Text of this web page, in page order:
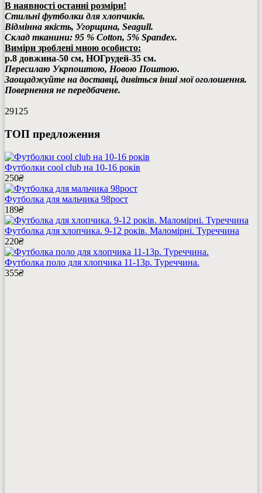
В наявності останні розміри!
Стильні футболки для хлопчиків.
Відмінна якість, Угорщина, Seagull.
Склад тканини: 95 % Cotton, 5% Spandex.
Виміри зроблені мною особисто:
р.8 довжина-50 см, НОГрудей-35 см.
Пересилаю Укрпоштою, Новою Поштою.
Заощаджуйте на доставці, дивіться інші мої оголошення.
Повернення не передбачене.
29125
ТОП предложения
Футболки cool club на 10-16 років
250₴
Футболка для мальчика 98рост
189₴
Футболка для хлопчика. 9-12 років. Маломірні. Туреччина
220₴
Футболка поло для хлопчика 11-13р. Туреччина.
355₴